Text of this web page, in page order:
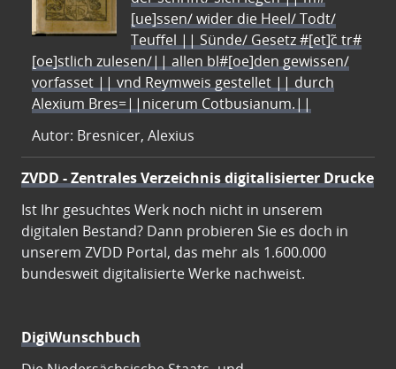
[ue]ssen/ wider die Heel/ Todt/
Teuffel || Sünde/ Gesetz #[et]c̃ tr#
[oe]stlich zulesen/|| allen bl#[oe]den gewissen/
vorfasset || vnd Reymweis gestellet || durch
Alexium Bres=||nicerum Cotbusianum.||
Autor: Bresnicer, Alexius
ZVDD - Zentrales Verzeichnis digitalisierter Drucke
Ist Ihr gesuchtes Werk noch nicht in unserem
digitalen Bestand? Dann probieren Sie es doch in
unserem ZVDD Portal, das mehr als 1.600.000
bundesweit digitalisierte Werke nachweist.
DigiWunschbuch